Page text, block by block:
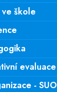
ve škole
evaluace
- SUO